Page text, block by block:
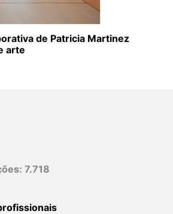
de Patricia Martinez
arte
7.718